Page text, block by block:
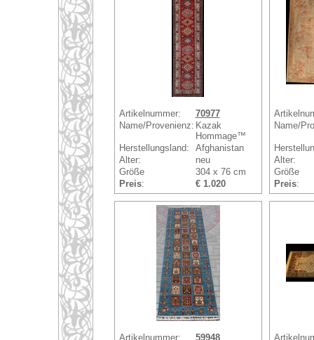
Artikelnummer:
70977
Name/Provenienz: Kazak
Hommage™
Herstellungsland:
Afghanistan
Alter:
neu
Größe
304 x 76 cm
Preis: € 1.020
Name/
Alter:
Größe
Preis:
Artikelnummer: 59948